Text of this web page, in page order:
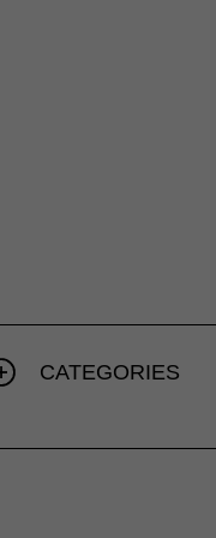
CATEGORIES